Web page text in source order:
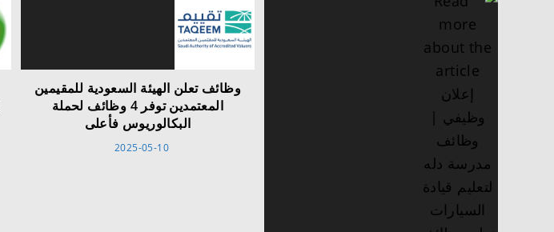
وظائف تعلن الهيئة السعودية للمقيمين
المعتمدين توفر 4 وظائف لحملة
البكالوريوس فأعلى
2025-05-10